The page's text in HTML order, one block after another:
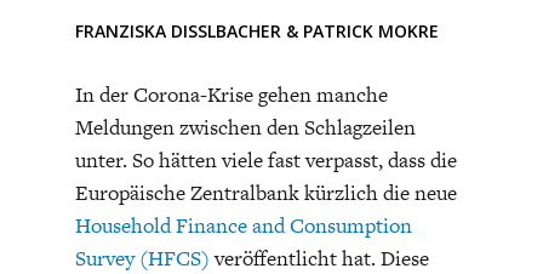
FRANZISKA DISSLBACHER & PATRICK MOKRE
In der Corona-Krise gehen manche
Meldungen zwischen den Schlagzeilen
unter. So hätten viele fast verpasst, dass die
Europäische Zentralbank kürzlich die neue
Household Finance and Consumption
Survey (HFCS)veröffentlicht hat. Diese